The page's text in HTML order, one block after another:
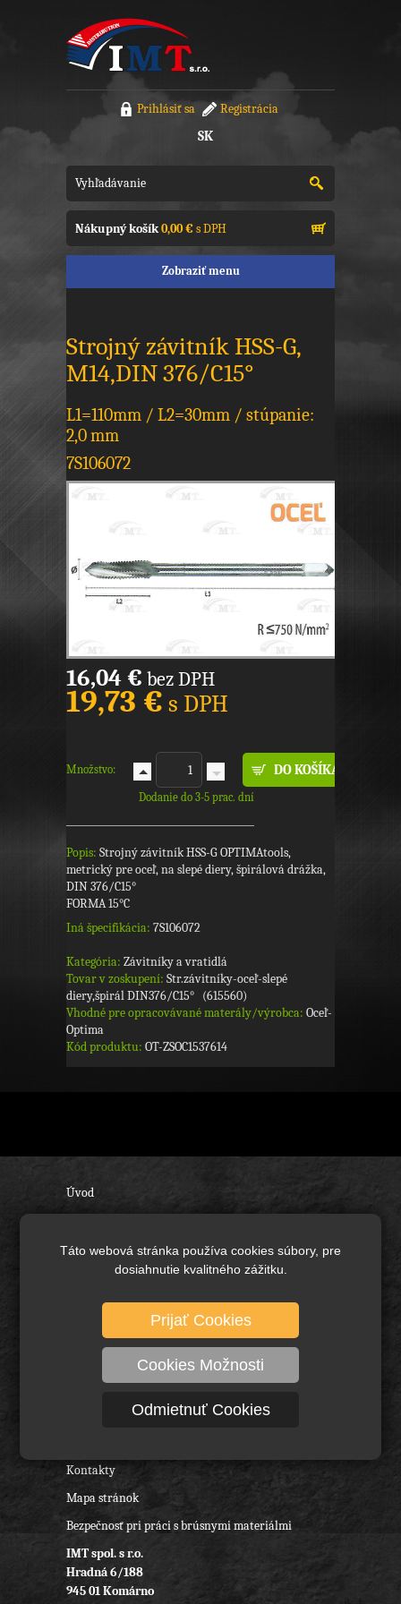
Táto webová stránka používa cookies súbory, pre
dosiahnutie kvalitného zážitku.
Prijať Cookies
Cookies Možnosti
Odmietnuť Cookies
Prihlásiť sa Registrácia
SK
Nákupný košík0,00 €s DPH
Zobraziť menu
Strojný závitník HSS-G,
M14,DIN 376/C15°
L1=110mm / L2=30mm / stúpanie:
2,0 mm
7S106072
16,04 € bez DPH
19,73 € s DPH
Množstvo:
Dodanie do 3-5 prac. dní
Popis: Strojný závitník HSS-G OPTIMAtools,
metrický pre oceľ, na slepé diery, špirálová drážka,
DIN 376/C15°
FORMA 15°C
Iná špecifikácia: 7S106072
Kategória: Závitníky a vratidlá
Tovar v zoskupení: Str.závitníky-oceľ-slepé
diery,špirál DIN376/C15° (615560)
Vhodné pre opracovávané materály/výrobca: Oceľ-
Optima
Kód produktu: OT-ZSOC1537614
Úvod
Keramické brusivo
Diamantové brusivo
Technické kefy a pílové kotúče
Rezné nástroje, vrtáky a frézy
Ochranné pracovné pomôcky
Obchodné podmienky
Kontakty
Mapa stránok
Bezpečnosť pri práci s brúsnymi materiálmi
IMT spol. s r.o.
Hradná 6/188
945 01 Komárno